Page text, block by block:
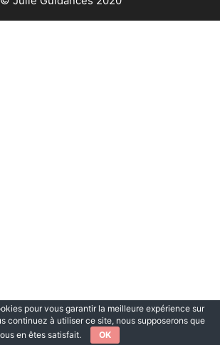
pour vous garantir la meilleure expérience sur
continuez à utiliser ce site, nous supposerons que
en êtes satisfait.
OK